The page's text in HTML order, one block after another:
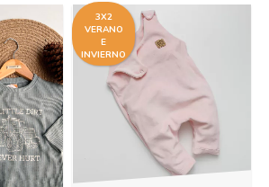
3X2
VERANO
E
INVIERNO